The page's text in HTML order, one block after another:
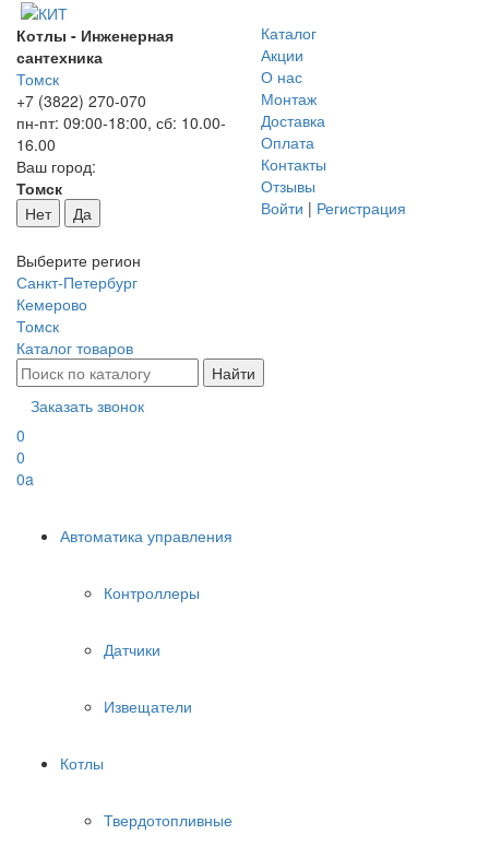
Котлы - Инженерная
сантехника
Томск
+7 (3822) 270-070
пн-пт: 09:00-18:00, сб: 10.00-
16.00
Ваш город:
Томск
Нет
Да
Выберите регион
Санкт-Петербург
Кемерово
Томск
Каталог
Акции
О нас
Монтаж
Доставка
Оплата
Контакты
Отзывы
Войти | Регистрация
Каталог товаров
Заказать звонок
0
0
0a
Автоматика управления
Контроллеры
Датчики
Извещатели
Котлы
Твердотопливные